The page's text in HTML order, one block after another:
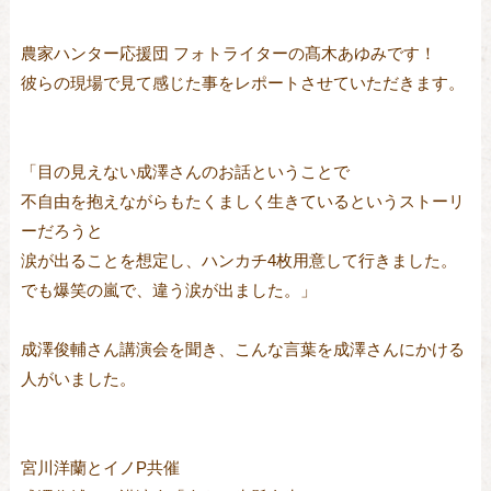
農家ハンター応援団 フォトライターの髙木あゆみです！
彼らの現場で見て感じた事をレポートさせていただきます。
「目の見えない成澤さんのお話ということで
不自由を抱えながらもたくましく生きているというストーリ
ーだろうと
涙が出ることを想定し、ハンカチ4枚用意して行きました。
でも爆笑の嵐で、違う涙が出ました。」
成澤俊輔さん講演会を聞き、こんな言葉を成澤さんにかける
人がいました。
宮川洋蘭とイノP共催